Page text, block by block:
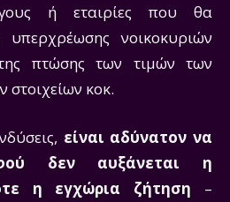
ή εταιρίες που θα
υπερχρέωσης νοικοκυριών
πτώσης των τιμών των
στοιχείων κοκ.
είναι αδύνατον να
δεν αυξάνεται η
η εγχώρια ζήτηση –